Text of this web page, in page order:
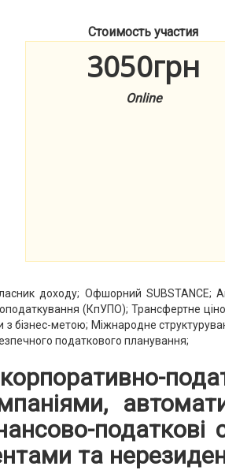
Стоимость участия
3050грн
Online
доходу; Офшорний SUBSTANCE;
(КпУПО); Трансфертне
бізнес-метою; Міжнародне
податкового планування;
податкові
та